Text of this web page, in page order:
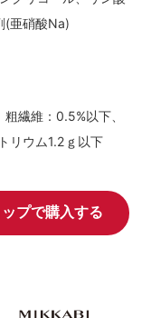
(亜硝酸Na)
繊維：0.5%以下、
リウム1.2ｇ以下
プで購入する